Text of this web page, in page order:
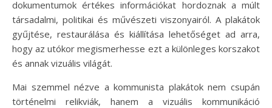
dokumentumok értékes információkat hordoznak a múlt
társadalmi, politikai és művészeti viszonyairól. A plakátok
gyűjtése, restaurálása és kiállítása lehetőséget ad arra,
hogy az utókor megismerhesse ezt a különleges korszakot
és annak vizuális világát.
Mai szemmel nézve a kommunista plakátok nem csupán
történelmi relikviák, hanem a vizuális kommunikáció